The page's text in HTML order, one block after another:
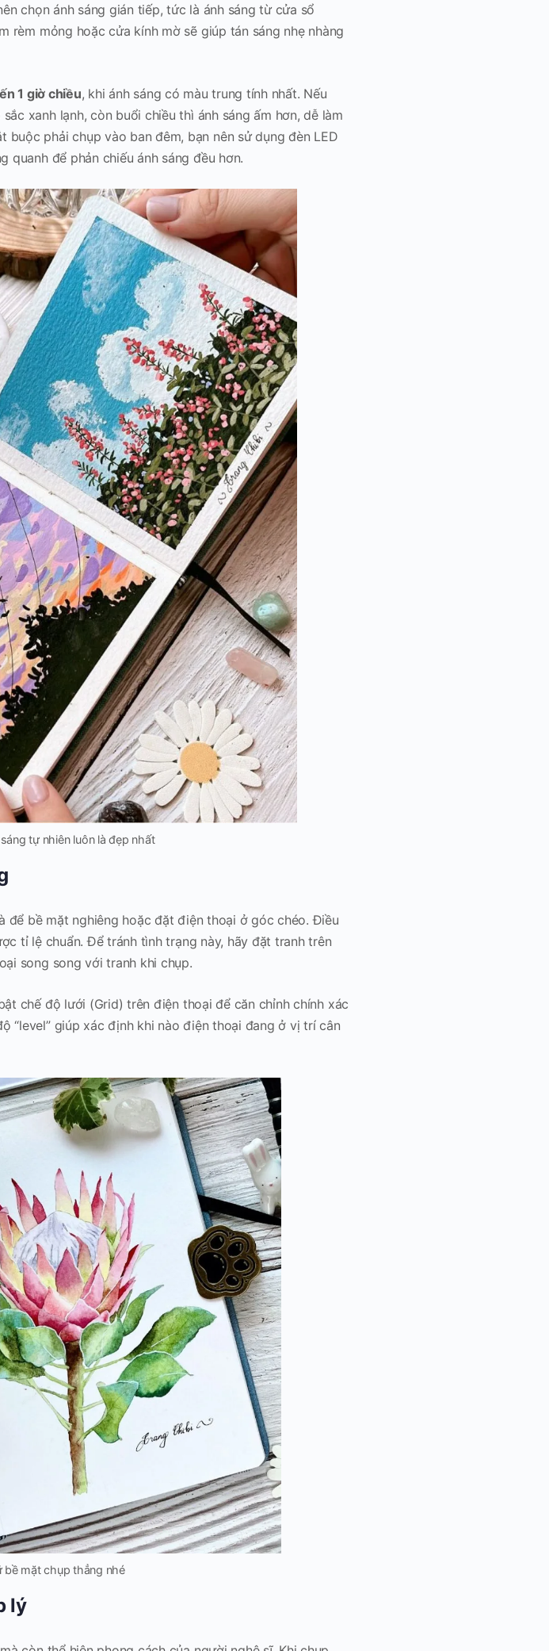
chọn ánh sáng gián tiếp, tức là ánh sáng từ cửa sổ
rèm mỏng hoặc cửa kính mờ sẽ giúp tán sáng nhẹ nhàng
1 giờ chiều, khi ánh sáng có màu trung tính nhất. Nếu
xanh lạnh, còn buổi chiều thì ánh sáng ấm hơn, dễ làm
phải chụp vào ban đêm, bạn nên sử dụng đèn LED
để phản chiếu ánh sáng đều hơn.
tự nhiên luôn là đẹp nhất
để bề mặt nghiêng hoặc đặt điện thoại ở góc chéo. Điều
tỉ lệ chuẩn. Để tránh tình trạng này, hãy đặt tranh trên
song song với tranh khi chụp.
chế độ lưới (Grid) trên điện thoại để căn chỉnh chính xác
“level” giúp xác định khi nào điện thoại đang ở vị trí cân
bề mặt chụp thẳng nhé
lý